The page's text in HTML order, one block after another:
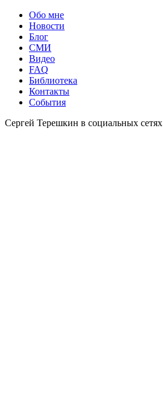
Обо мне
Новости
Блог
СМИ
Видео
FAQ
Библиотека
Контакты
События
Сергей Терешкин в социальных сетях